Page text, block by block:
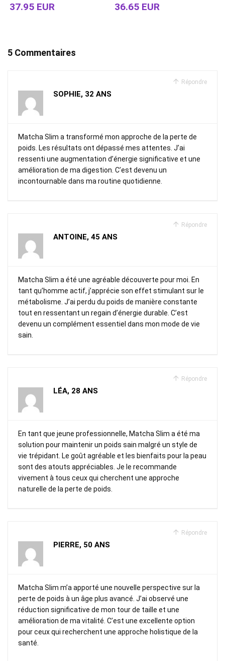
37.95 EUR 36.65 EUR
5 Commentaires
Répondre
SOPHIE, 32 ANS
Matcha Slim a transformé mon approche de la perte de
poids. Les résultats ont dépassé mes attentes. J’ai
ressenti une augmentation d’énergie significative et une
amélioration de ma digestion. C’est devenu un
incontournable dans ma routine quotidienne.
Répondre
ANTOINE, 45 ANS
Matcha Slim a été une agréable découverte pour moi. En
tant qu’homme actif, j’apprécie son effet stimulant sur le
métabolisme. J’ai perdu du poids de manière constante
tout en ressentant un regain d’énergie durable. C’est
devenu un complément essentiel dans mon mode de vie
sain.
Répondre
LÉA, 28 ANS
En tant que jeune professionnelle, Matcha Slim a été ma
solution pour maintenir un poids sain malgré un style de
vie trépidant. Le goût agréable et les bienfaits pour la peau
sont des atouts appréciables. Je le recommande
vivement à tous ceux qui cherchent une approche
naturelle de la perte de poids.
Répondre
PIERRE, 50 ANS
Matcha Slim m’a apporté une nouvelle perspective sur la
perte de poids à un âge plus avancé. J’ai observé une
réduction significative de mon tour de taille et une
amélioration de ma vitalité. C’est une excellente option
pour ceux qui recherchent une approche holistique de la
santé.